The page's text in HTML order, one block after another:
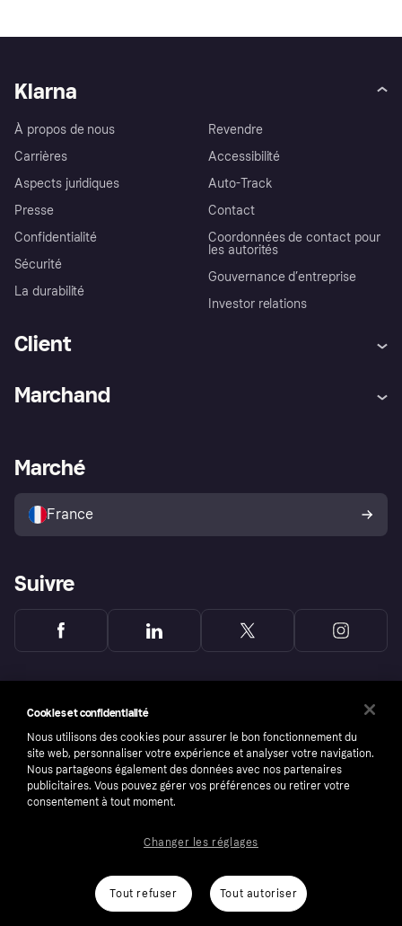
Klarna
À propos de nous
Carrières
Aspects juridiques
Presse
Confidentialité
Sécurité
La durabilité
Revendre
Accessibilité
Auto-Track
Contact
Coordonnées de contact pour
les autorités
Gouvernance d’entreprise
Investor relations
Client
Explorez les magasins
Politique de protection de
l’acheteur Klarna
Marchand
Portail Marchand
Marché
France
Suivre
number: 556737-0431
ConditionsCookiesKlarna.com
Cookies et confidentialité
Nous utilisons des cookies pour assurer le bon fonctionnement du
site web, personnaliser votre expérience et analyser votre navigation.
Nous partageons également des données avec nos partenaires
publicitaires. Vous pouvez gérer vos préférences ou retirer votre
consentement à tout moment.
Tout refuser Tout autoriser
Changer les réglages